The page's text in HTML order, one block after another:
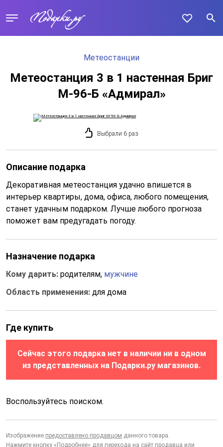
Метеостанции
Метеостанция 3 в 1 настенная Бриг
М-96-Б «Адмирал»
Выбрали 6 раз
Описание подарка
Декоративная метеостанция удачно впишется в
интерьер квартиры, дома, офиса, любого помещения,
станет удачным подарком. Лучше любого прогноза
поможет вам предугадать погоду.
Назначение подарка
Кому дарить: родителям, мужчине
Область применения: для дома
Где купить
Сейчас этого подарка нет в наличии ни в одном
из представленных на Подарки.ру магазинов.
Воспользуйтесь поиском.
Изображение предоставлено продавцом данного товара.
Нажмите кнопку «Подробнее» для перехода на сайт продавца или